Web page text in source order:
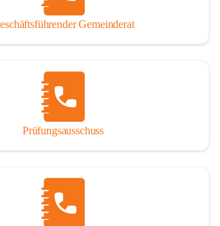
Gemeinderat
Prüfungsausschuss